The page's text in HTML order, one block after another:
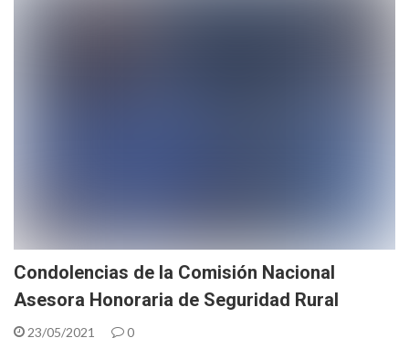
Condolencias de la Comisión Nacional
Asesora Honoraria de Seguridad Rural
23/05/2021 0